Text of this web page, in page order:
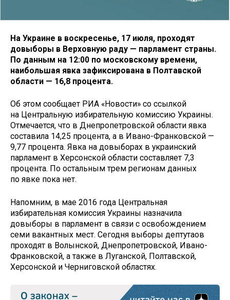
На Украине в воскресенье, 17 июля, проходят
довыборы в Верховную раду — парламент страны.
По данным на 12:00 по московскому времени,
наибольшая явка зафиксирована в Полтавской
области — 16,8 процента.
Об этом сообщает РИА «Новости» со ссылкой
на Центральную избирательную комиссию Украины.
Отмечается, что в Днепропетровской области явка
составила 14,25 процента, а в Ивано-Франковской —
9,77 процента. Явка на довыборах в украинский
парламент в Херсонской области составляет 7,3
процента. По остальным трем регионам данных
по явке пока нет.
Напомним, в мае 2016 года Центральная
избирательная комиссия Украины назначила
довыборы в парламент в связи с освобождением
семи вакантных мест. Сегодня выборы дептутаов
проходят в Волынской, Днепропетровской, Ивано-
Франковской, а также в Луганской, Полтавской,
Херсонской и Черниговской областях.